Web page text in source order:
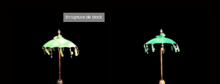
En rupture de stock